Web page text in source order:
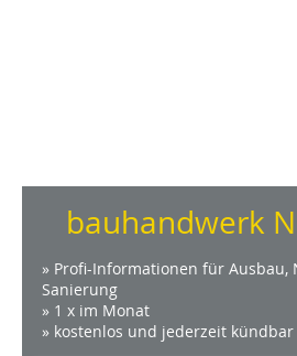
bauhandwerk
» Profi-Informationen für Ausbau,
Sanierung
» 1 x im Monat
» kostenlos und jederzeit kündbar